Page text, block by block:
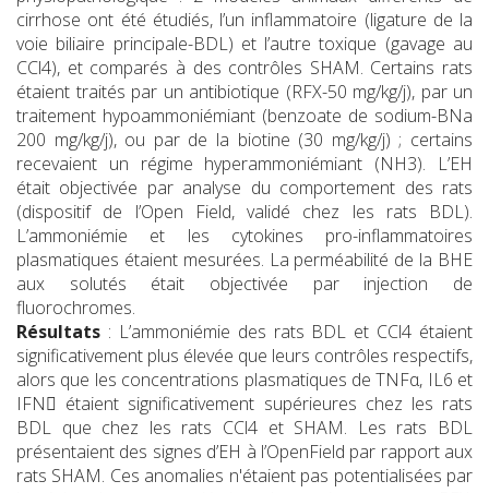
cirrhose ont été étudiés, l’un inflammatoire (ligature de la
voie biliaire principale-BDL) et l’autre toxique (gavage au
CCl4), et comparés à des contrôles SHAM. Certains rats
étaient traités par un antibiotique (RFX-50 mg/kg/j), par un
traitement hypoammoniémiant (benzoate de sodium-BNa
200 mg/kg/j), ou par de la biotine (30 mg/kg/j) ; certains
recevaient un régime hyperammoniémiant (NH3). L’EH
était objectivée par analyse du comportement des rats
(dispositif de l’Open Field, validé chez les rats BDL).
L’ammoniémie et les cytokines pro-inflammatoires
plasmatiques étaient mesurées. La perméabilité de la BHE
aux solutés était objectivée par injection de
fluorochromes.
Résultats : L’ammoniémie des rats BDL et CCl4 étaient
significativement plus élevée que leurs contrôles respectifs,
alors que les concentrations plasmatiques de TNFα, IL6 et
IFN étaient significativement supérieures chez les rats
BDL que chez les rats CCl4 et SHAM. Les rats BDL
présentaient des signes d’EH à l’OpenField par rapport aux
rats SHAM. Ces anomalies n'étaient pas potentialisées par